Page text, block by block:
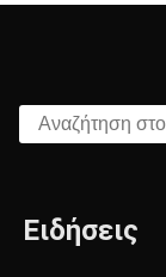
Αναζήτηση στο
Ειδήσεις